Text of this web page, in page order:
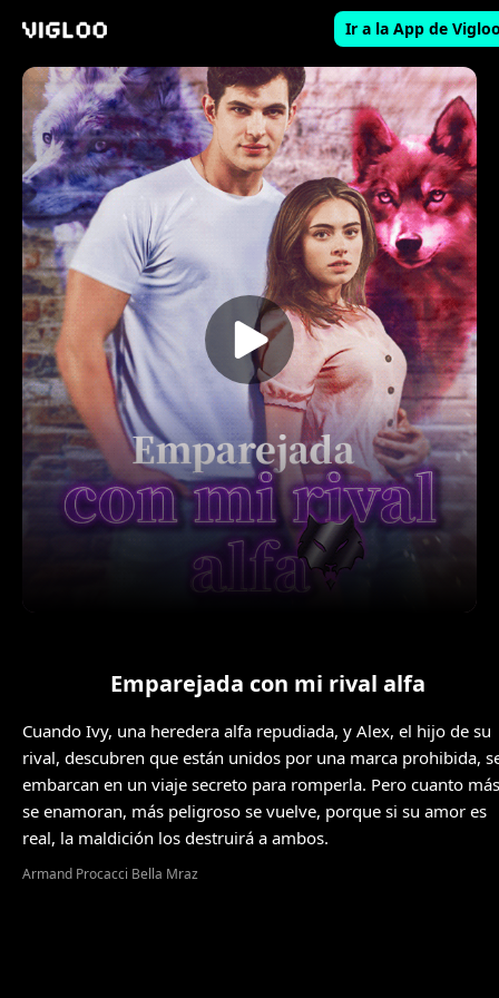
Ir a la App de
Emparejada con mi rival alfa
Cuando Ivy, una heredera alfa repudiada, y Alex, el hijo de su
rival, descubren que están unidos por una marca prohibida,
embarcan en un viaje secreto para romperla. Pero cuanto más
se enamoran, más peligroso se vuelve, porque si su amor es
real, la maldición los destruirá a ambos.
Armand Procacci Bella Mraz